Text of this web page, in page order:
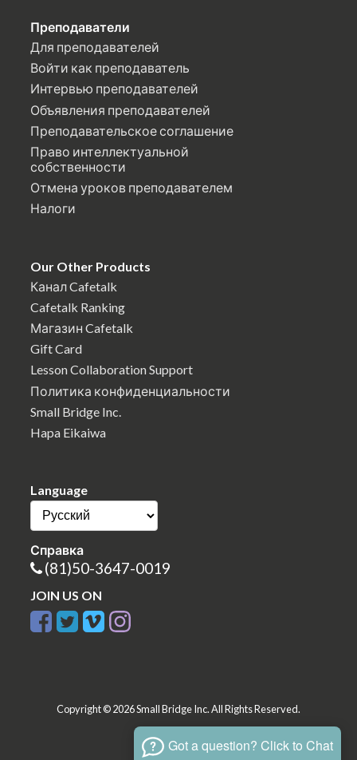
Преподаватели
Для преподавателей
Войти как преподаватель
Интервью преподавателей
Объявления преподавателей
Преподавательское соглашение
Право интеллектуальной
собственности
Отмена уроков преподавателем
Налоги
Our Other Products
Канал Cafetalk
Cafetalk Ranking
Магазин Cafetalk
Gift Card
Lesson Collaboration Support
Политика конфиденциальности
Small Bridge Inc.
Hapa Eikaiwa
Language
Справка
(81)50-3647-0019
JOIN US ON
Copyright © 2026 Small Bridge Inc. All Rights Reserved.
Got a question? Click to Chat